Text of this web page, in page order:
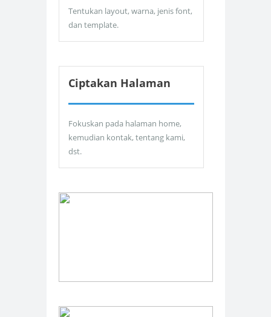
Tentukan layout, warna, jenis font,
dan template.
Ciptakan Halaman
Fokuskan pada halaman home,
kemudian kontak, tentang kami,
dst.